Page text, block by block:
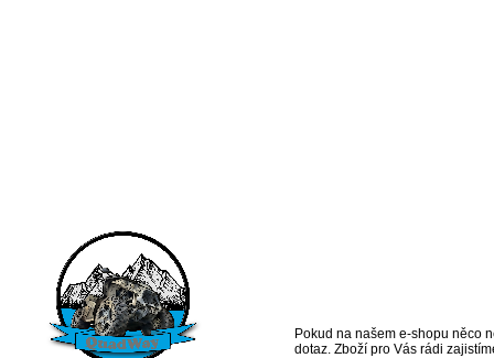
Pokud na našem e-shopu něco
dotaz. Zboží pro Vás rádi